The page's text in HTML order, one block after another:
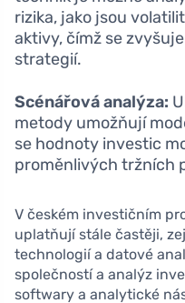
rizika, jako jsou
aktivy, čímž se
strategií.
Scénářová analýza:
metody umožňují
se hodnoty investic
proměnlivých tržních
V českém investičním
uplatňují stále častěji,
technologií a datové
společností a analýz
softwary a analytické